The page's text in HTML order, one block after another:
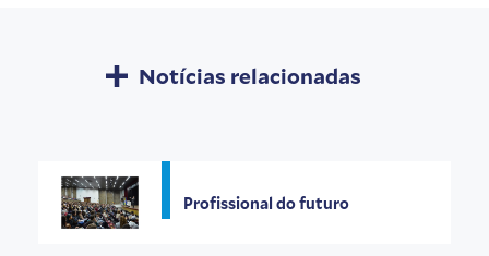
Notícias relacionadas
Profissional do futuro